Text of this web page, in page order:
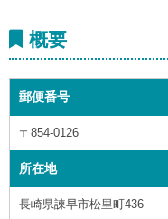
概要
郵便番号
〒854-0126
所在地
長崎県諫早市松里町436